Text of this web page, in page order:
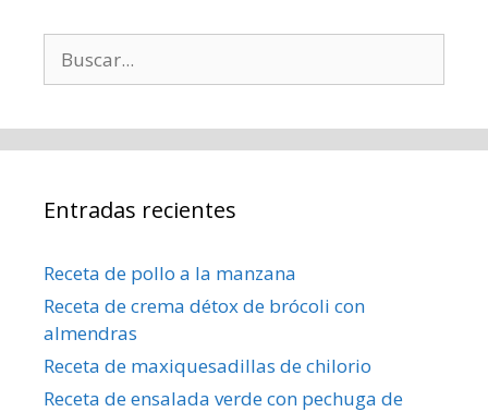
Entradas recientes
Receta de pollo a la manzana
Receta de crema détox de brócoli con
almendras
Receta de maxiquesadillas de chilorio
Receta de ensalada verde con pechuga de